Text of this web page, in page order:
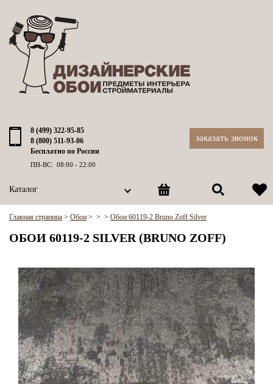
8 (499) 322-95-85
8 (800) 511-93-06
Бесплатно по России
ПН-ВС: 08:00 - 22:00
заказать звонок
Каталог
Главная страница > Обои > > > Обои 60119-2 Bruno Zoff Silver
ОБОИ 60119-2 SILVER (BRUNO ZOFF)